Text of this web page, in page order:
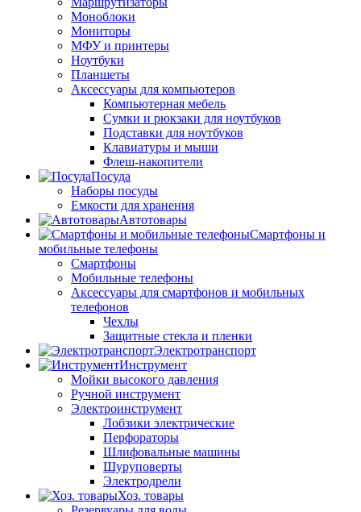
Моноблоки
Мониторы
МФУ и принтеры
Ноутбуки
Планшеты
Аксессуары для компьютеров
Компьютерная мебель
Сумки и рюкзаки для ноутбуков
Подставки для ноутбуков
Клавиатуры и мыши
Флеш-накопители
Посуда
Наборы посуды
Емкости для хранения
Автотовары
Смартфоны и
мобильные телефоны
Смартфоны
Мобильные телефоны
Аксессуары для смартфонов и мобильных
телефонов
Чехлы
Защитные стекла и пленки
Электротранспорт
Инструмент
Мойки высокого давления
Ручной инструмент
Электроинструмент
Лобзики электрические
Перфораторы
Шлифовальные машины
Шуруповерты
Электродрели
Хоз. товары